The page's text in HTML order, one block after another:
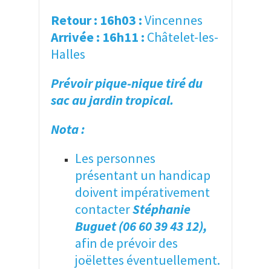
Retour : 16h03 :Vincennes
Arrivée : 16h11 : Châtelet-les-
Halles
Prévoir pique-nique tiré du
sac au jardin tropical.
Nota :
Les personnes
présentant un handicap
doivent impérativement
contacterStéphanie
Buguet (06 60 39 43 12),
afin de prévoir des
joëlettes éventuellement.